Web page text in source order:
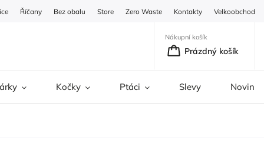
Říčany Bez obalu Store Zero Waste Kontakty Velkoobchod
Nákupní košík
Prázdný košík
Kočky Ptáci Slevy Novinky